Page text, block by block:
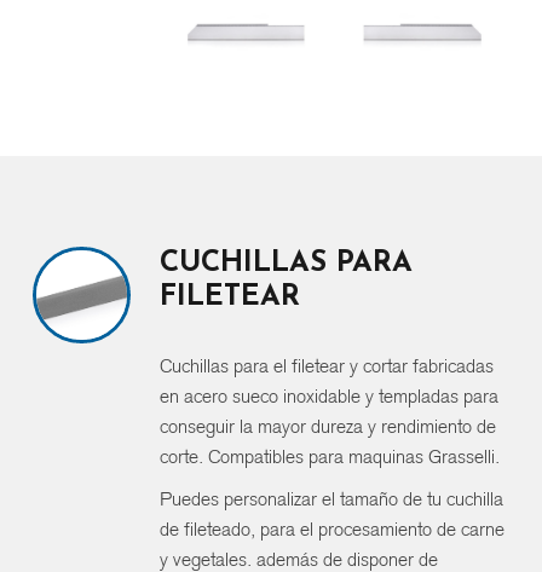
CUCHILLAS PARA
FILETEAR
Cuchillas para el filetear y cortar fabricadas
en acero sueco inoxidable y templadas para
conseguir la mayor dureza y rendimiento de
corte. Compatibles para maquinas Grasselli.
Puedes personalizar el tamaño de tu cuchilla
de fileteado, para el procesamiento de carne
y vegetales. además de disponer de